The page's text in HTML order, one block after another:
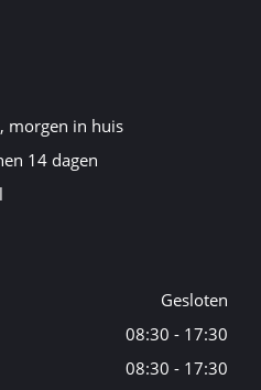
morgen in huis
14 dagen
Gesloten
08:30 - 17:30
08:30 - 17:30